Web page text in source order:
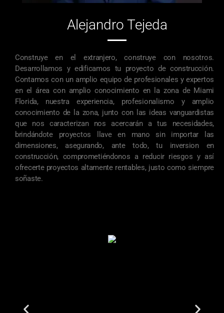
Alejandro Tejeda
Construye en el extranjero, construye con nosotros.
Desarrollamos y edificamos tu proyecto de construcción.
Contamos con un amplio equipo de profesionales y expertos
en el área con amplio conocimiento en la zona de Miami
Florida, nuestra experiencia, profesionalismo y amplio
conocimiento de la zona, junto con las ideas vanguardistas
que nos caracterizan nos acercarán a tus necesidades,
brindándote proyectos llave en mano sin importar las
dimensiones, asegurando, ante todo, tu inversion en
construcción, comprometiéndonos a reducir riesgos y así
ofrecerte proyectos altamente rentables, justo como siempre
soñaste.